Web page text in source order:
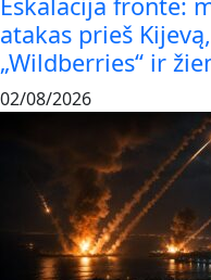
atakas prieš
„Wildberries“ ir
02/08/2026